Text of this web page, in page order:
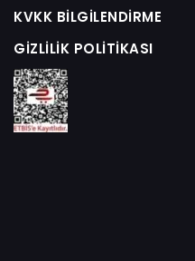
KVKK BILGILENDIRME
GIZLILIK POLITIKASI